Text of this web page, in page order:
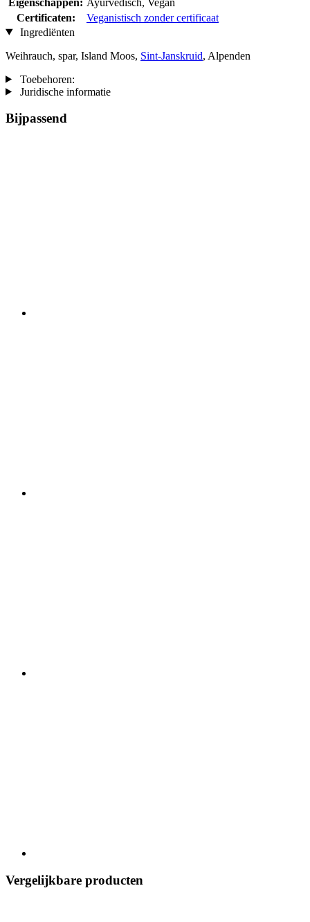
Certificaten:
Veganistisch zonder certificaat
Ingrediënten
Weihrauch, spar, Island Moos, Sint-Janskruid, Alpenden
Toebehoren:
Juridische informatie
Bijpassend
Vergelijkbare producten